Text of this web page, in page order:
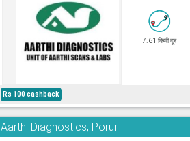
7.61 किमी दूर
Rs 100 cashback
Aarthi Diagnostics, Porur